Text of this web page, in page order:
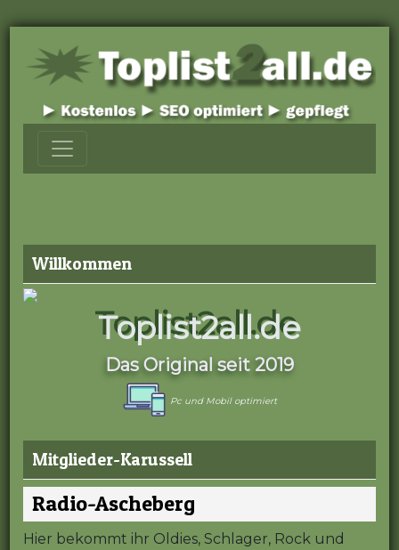
Willkommen
Toplist2all.de
Das Original seit 2019
Pc und Mobil optimiert
Mitglieder-Karussell
Radio-Ascheberg
Hier bekommt ihr Oldies, Schlager, Rock und